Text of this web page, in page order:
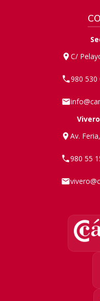
C/
980 530
Av.
980 55